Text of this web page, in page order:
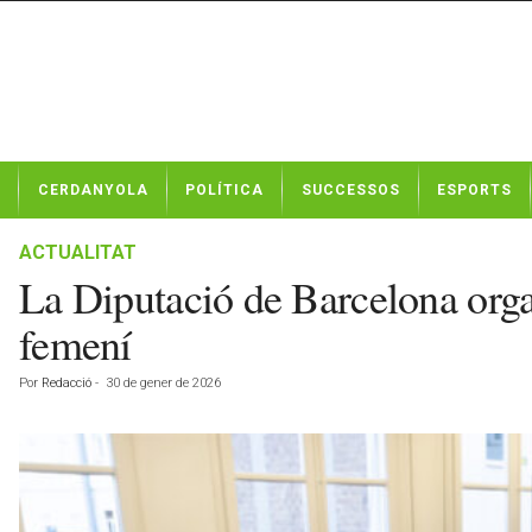
t
CERDANYOLA POLÍTICA SUCCESSOS ESPORTS
ACTUALITAT
La Diputació de Barcelona
femení
Por Redacció - 30 de gener de 2026